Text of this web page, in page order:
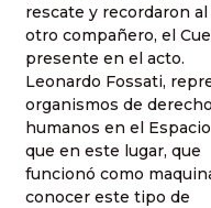
rescate y recordaron al
otro compañero, el
presente en el acto.
Leonardo Fossati,
organismos de
humanos en el
que en este lugar, que
funcionó como
conocer este tipo de